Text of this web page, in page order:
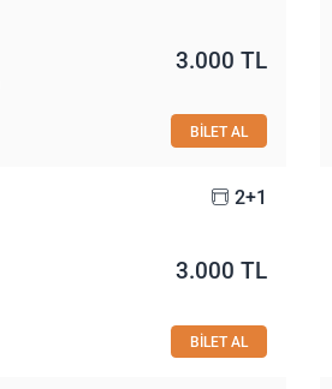
3.000 TL
BİLET AL
2+1
3.000 TL
BİLET AL